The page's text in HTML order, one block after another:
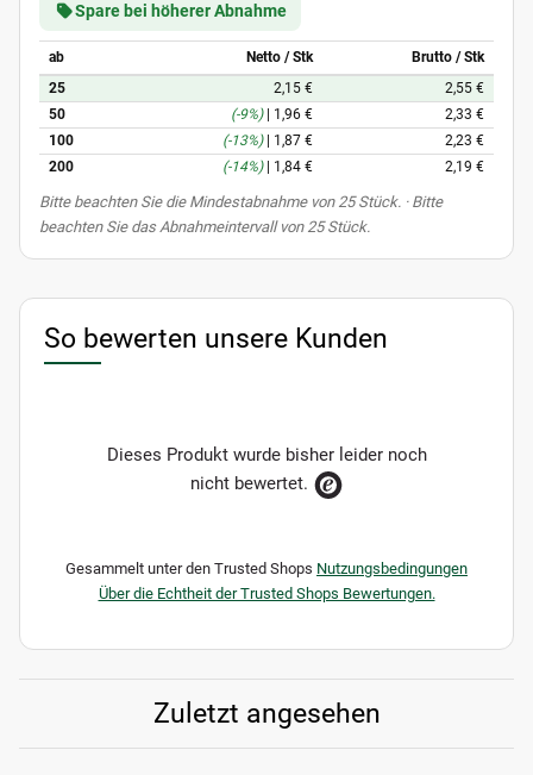
Spare bei höherer Abnahme
ab Netto / Stk
Brutto / Stk
25
2,15 €
2,55 €
50
(-9%) 1,96 €
2,33 €
100
(-13%) 1,87 €
2,23 €
200
(-14%) 1,84 € 2,19 €
xBitte beachten Sie die Mindestabnahme von 25 Stück. · Bitte
beachten Sie das Abnahmeintervall von 25 Stück.
So bewerten unsere Kunden
Dieses Produkt wurde bisher leider noch
nicht bewertet.
Gesammelt unter den Trusted Shops Nutzungsbedingungen
Über die Echtheit der Trusted Shops Bewertungen.
Zuletzt angesehen